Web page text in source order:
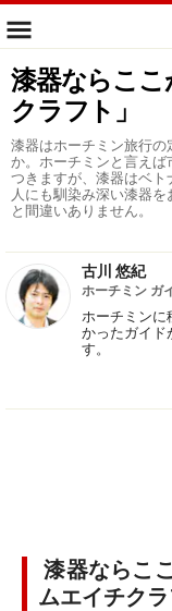
漆器ならこ
クラフト」
漆器はホーチミン旅行
か。ホーチミンと言え
つきますが、漆器はベ
人にも馴染み深い漆器
と間違いありません。
古川 悠紀
ホーチミン ガ
ホーチミンに
かったガイド
す。
漆器ならこ
ムエイチクラ